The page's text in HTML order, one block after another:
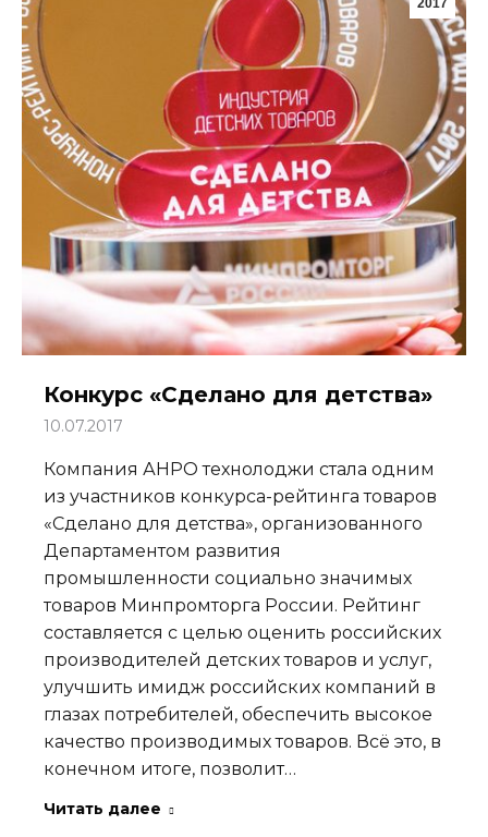
2017
Конкурс «Сделано для детства»
10.07.2017
Компания АНРО технолоджи стала одним
из участников конкурса-рейтинга товаров
«Сделано для детства», организованного
Департаментом развития
промышленности социально значимых
товаров Минпромторга России. Рейтинг
составляется с целью оценить российских
производителей детских товаров и услуг,
улучшить имидж российских компаний в
глазах потребителей, обеспечить высокое
качество производимых товаров. Всё это, в
конечном итоге, позволит…
Читать далее